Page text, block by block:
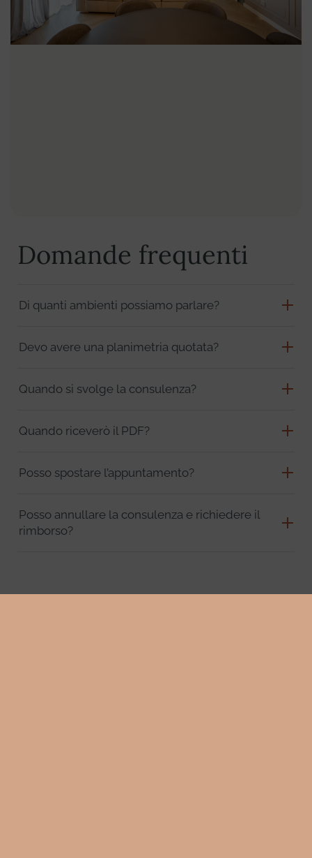
Domande frequenti
Di quanti ambienti possiamo parlare?
Devo avere una planimetria quotata?
Quando si svolge la consulenza?
Quando riceverò il PDF?
Posso spostare l’appuntamento?
Posso annullare la consulenza e richiedere il
rimborso?